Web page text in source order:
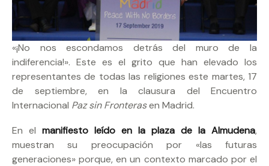
«¡No nos escondamos detrás del muro de la
indiferencia!». Este es el grito que han elevado los
representantes de todas las religiones este martes, 17
de septiembre, en la clausura del Encuentro
Internacional Paz sin Fronterasen Madrid.
En el manifiesto leído en la plaza de la Almudena,
muestran su preocupación por «las futuras
generaciones» porque, en un contexto marcado por el